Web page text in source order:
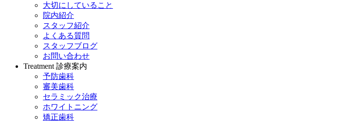
大切にしていること
院内紹介
スタッフ紹介
よくある質問
スタッフブログ
お問い合わせ
Treatment 診療案内
予防歯科
審美歯科
セラミック治療
ホワイトニング
矯正歯科